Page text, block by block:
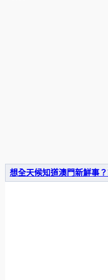
想全天候知道澳門新鮮事